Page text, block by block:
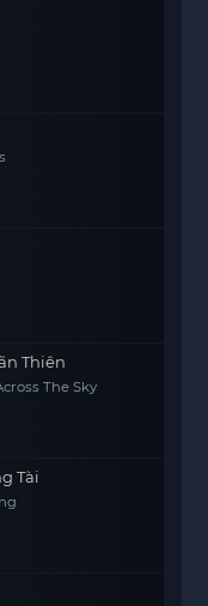
Thiên
The Sky
Tài